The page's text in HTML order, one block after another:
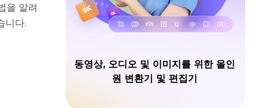
을 알려
니다.
동영상, 오디오 및 이미지를 위한 올인
원 변환기 및 편집기